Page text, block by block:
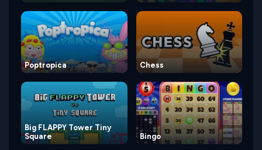
Poptropica Chess
Big FLAPPY Tower Tiny
Square
Bingo